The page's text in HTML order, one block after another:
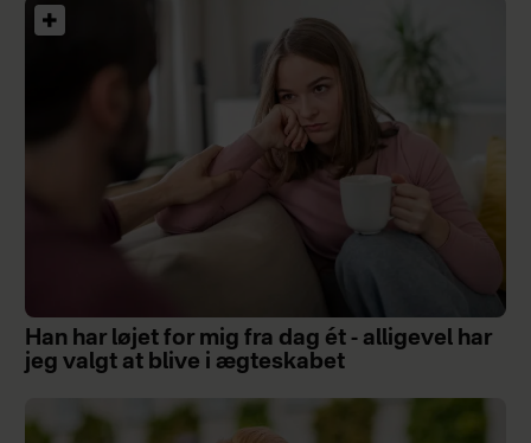
Han har løjet for mig fra dag ét - alligevel har
jeg valgt at blive i ægteskabet